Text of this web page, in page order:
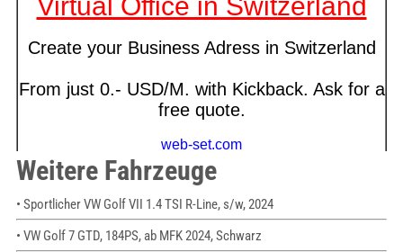
Weitere Fahrzeuge
• Sportlicher VW Golf VII 1.4 TSI R-Line, s/w, 2024
• VW Golf 7 GTD, 184PS, ab MFK 2024, Schwarz